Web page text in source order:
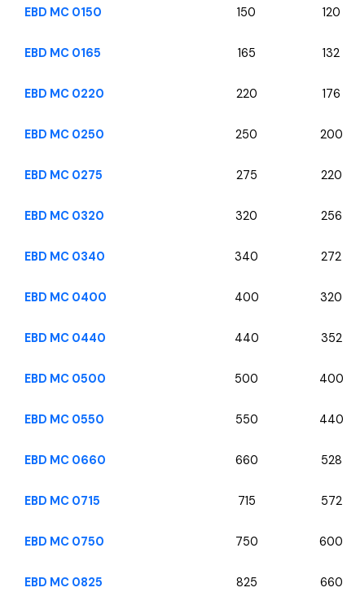
EBD MC 0150 150 120
EBD MC 0165 165 132
EBD MC 0220 220 176
EBD MC 0250 250 200
EBD MC 0275 275 220
EBD MC 0320 320 256
EBD MC 0340 340 272
EBD MC 0400 400 320
EBD MC 0440 440 352
EBD MC 0500 500 400
EBD MC 0550 550 440
EBD MC 0660 660 528
EBD MC 0715 715 572
EBD MC 0750 750 600
EBD MC 0825 825 660